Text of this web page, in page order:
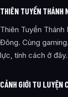
THIÊN TUYỀN THÁNH
Thiên Tuyền
Đông. Cùng
lực, tính cách ở đây.
CẢNH GIỚI TU LUYỆN